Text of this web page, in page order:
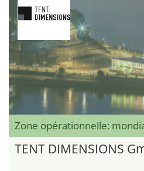
Zone opérationnelle:
TENT DIMENSIONS